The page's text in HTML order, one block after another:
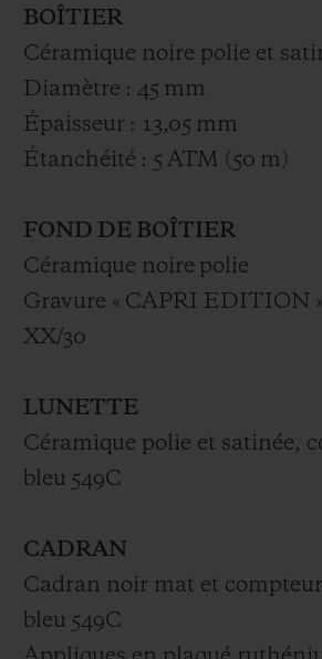
BOÎTIER
Céramique noire polie et
Diamètre : 45 mm
Épaisseur : 13,05 mm
Étanchéité : 5 ATM (50 m)
FOND DE BOÎTIER
Céramique noire polie
Gravure « CAPRI EDITION »
XX/30
LUNETTE
Céramique polie et satinée,
bleu 549C
CADRAN
Cadran noir mat et
bleu 549C